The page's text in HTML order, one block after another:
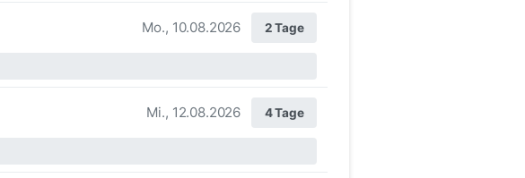
Mo., 10.08.2026 2 Tage
Mi., 12.08.2026 4 Tage